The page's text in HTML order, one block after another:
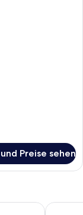
Preise sehen
Latchi